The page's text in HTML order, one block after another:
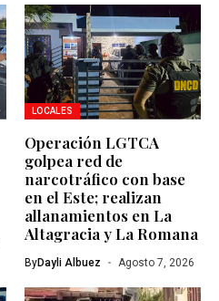
LOCALES
Operación LGTCA
golpea red de
narcotráfico con base
en el Este; realizan
allanamientos en La
Altagracia y La Romana
ByDayli Albuez Agosto 7, 2026